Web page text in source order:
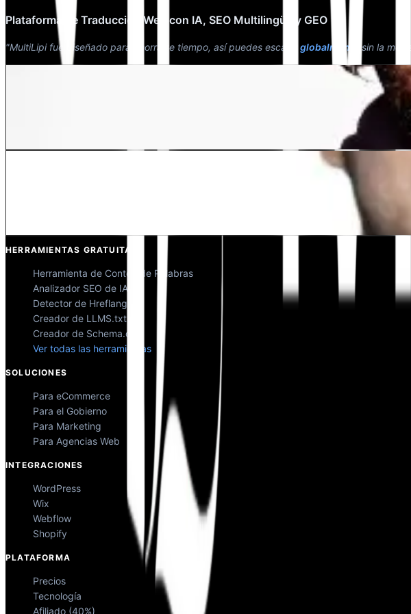
Plataforma de Traducción Web con IA, SEO Multilingüe y GEO
"MultiLipi fue diseñado para ahorrarte tiempo, así puedes escalar globalmente sin la
HERRAMIENTAS GRATUITAS
Herramienta de Conteo de Palabras
Analizador SEO de IA
Detector de Hreflang
Creador de LLMS.txt
Creador de Schema.org
Ver todas las herramientas
SOLUCIONES
Para eCommerce
Para el Gobierno
Para Marketing
Para Agencias Web
INTEGRACIONES
WordPress
Wix
Webflow
Shopify
PLATAFORMA
Precios
Tecnología
Afiliado (40%)